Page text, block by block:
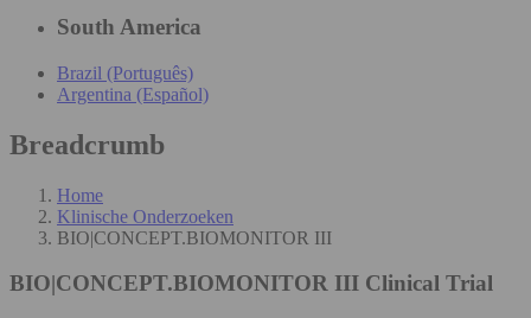
South America
Brazil (Português)
Argentina (Español)
Breadcrumb
Home
Klinische Onderzoeken
BIO|CONCEPT.BIOMONITOR III
BIO|CONCEPT.BIOMONITOR III Clinical Trial